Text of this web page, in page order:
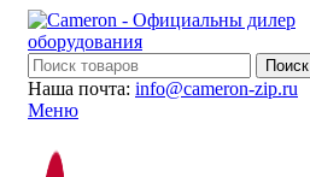
Поиск
Наша почта: info@cameron-zip.ru
Меню